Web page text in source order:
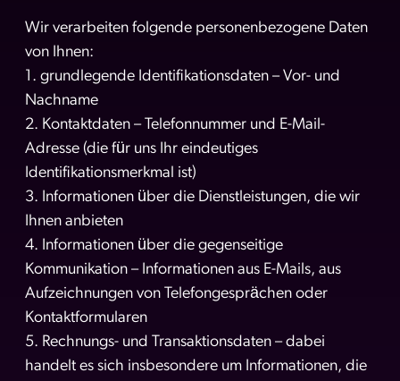
Wir verarbeiten folgende personenbezogene Daten
von Ihnen:
1. grundlegende Identifikationsdaten – Vor- und
Nachname
2. Kontaktdaten – Telefonnummer und E-Mail-
Adresse (die für uns Ihr eindeutiges
Identifikationsmerkmal ist)
3. Informationen über die Dienstleistungen, die wir
Ihnen anbieten
4. Informationen über die gegenseitige
Kommunikation – Informationen aus E-Mails, aus
Aufzeichnungen von Telefongesprächen oder
Kontaktformularen
5. Rechnungs- und Transaktionsdaten – dabei
handelt es sich insbesondere um Informationen, die